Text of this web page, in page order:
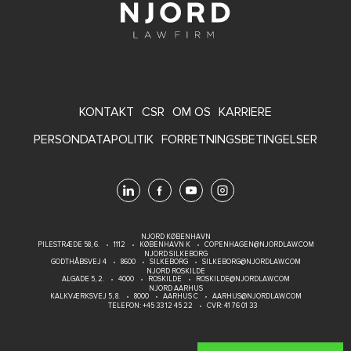
FOOTER
MENU
KONTAKT CSR OM OS KARRIERE
PERSONDATAPOLITIK FORRETNINGSBETINGELSER
NJORD KØBENHAVN
PILESTRÆDE 58, 6.
1112 KØBENHAVN K
COPENHAGEN@NJORDLAW.COM
NJORD SILKEBORG
GODTHÅBSVEJ 4
8600 SILKEBORG
SILKEBORG@NJORDLAW.COM
NJORD ROSKILDE
ALGADE 5, 2.
4000 ROSKILDE
ROSKILDE@NJORDLAW.COM
NJORD AARHUS
KALKVÆRKSVEJ 5, 8.
8000 AARHUS C
AARHUS@NJORDLAW.COM
TELEFON:+45 33 12 45 22 CVR: 41 76 01 33